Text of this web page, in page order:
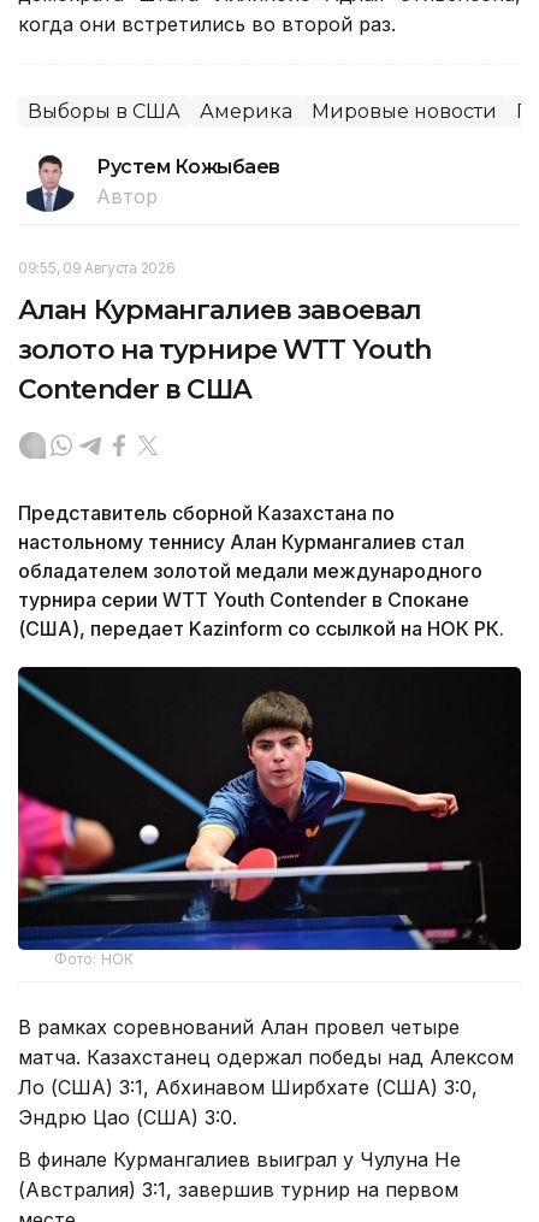
когда они встретились во второй раз.
Выборы в США Америка Мировые новости
Рустем Кожыбаев
Автор
09:55, 09 Августа 2026
Алан Курмангалиев завоевал
золото на турнире WTT Youth
Contender в США
Представитель сборной Казахстана по
настольному теннису Алан Курмангалиев стал
обладателем золотой медали международного
турнира серии WTT Youth Contender в Спокане
(США), передает Kazinform со ссылкой на НОК РК.
Фото: НОК
В рамках соревнований Алан провел четыре
матча. Казахстанец одержал победы над Алексом
Ло (США) 3:1, Абхинавом Ширбхате (США) 3:0,
Эндрю Цао (США) 3:0.
В финале Курмангалиев выиграл у Чулуна Не
(Австралия) 3:1, завершив турнир на первом